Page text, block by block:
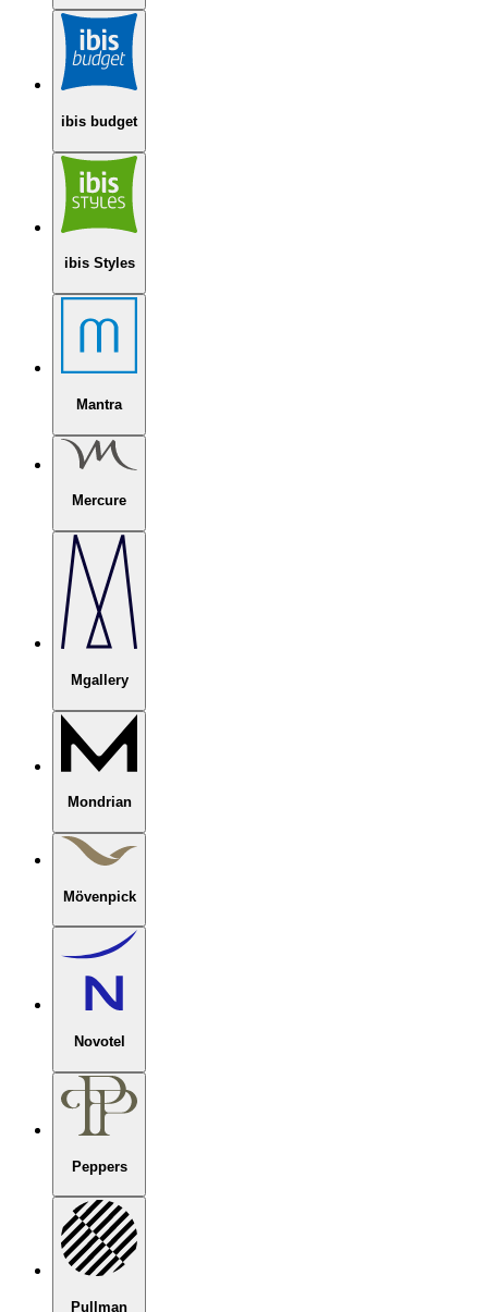
ibis budget
ibis Styles
Mantra
Mercure
Mgallery
Mondrian
Mövenpick
Novotel
Peppers
Pullman